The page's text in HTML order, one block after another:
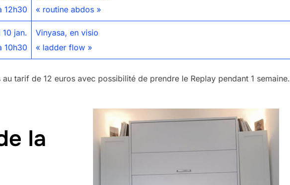
12h30
« routine abdos »
10 jan.
10h30
Vinyasa, en visio
« ladder flow »
tarif de 12 euros avec possibilité de prendre le Replay pendant 1 semaine.
la